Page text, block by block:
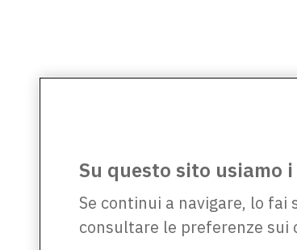
Su questo sito usiamo
Se continui a navigare, lo fai
consultare le preferenze sui